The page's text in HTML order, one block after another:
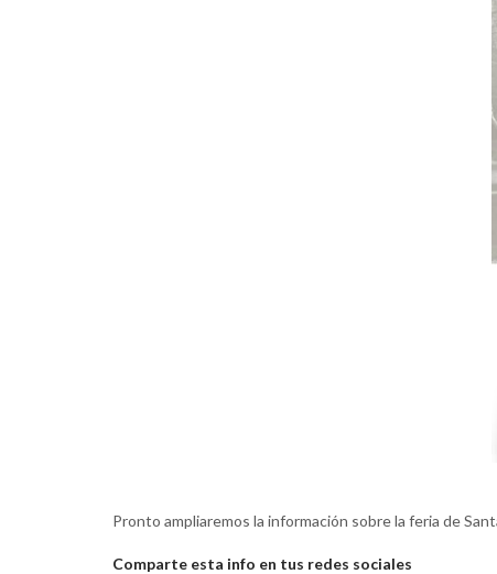
Pronto ampliaremos la información sobre la feria de
Comparte esta info en tus redes sociales